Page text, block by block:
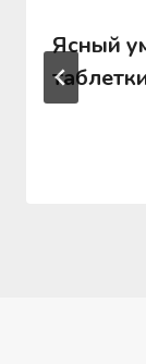
Ясный